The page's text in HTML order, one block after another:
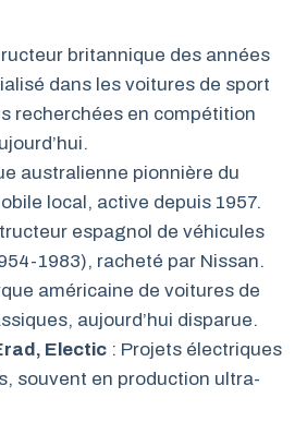
britannique des années
dans les voitures de sport
recherchées en compétition
australienne pionnière du
local, active depuis 1957.
espagnol de véhicules
1983), racheté par Nissan.
américaine de voitures de
aujourd’hui disparue.
Electic : Projets électriques
souvent en production ultra-